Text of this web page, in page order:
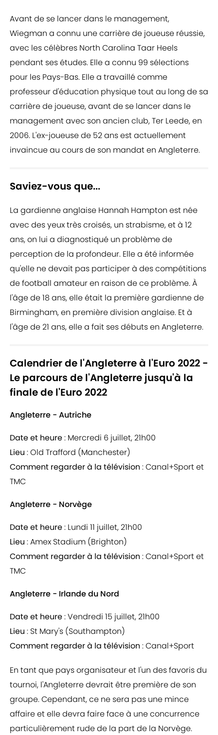
Avant de se lancer dans le management,
Wiegman a connu une carrière de joueuse réussie,
avec les célèbres North Carolina Taar Heels
pendant ses études. Elle a connu 99 sélections
pour les Pays-Bas. Elle a travaillé comme
professeur d'éducation physique tout au long de sa
carrière de joueuse, avant de se lancer dans le
management avec son ancien club, Ter Leede, en
2006. L'ex-joueuse de 52 ans est actuellement
invaincue au cours de son mandat en Angleterre.
Saviez-vous que...
La gardienne anglaise Hannah Hampton est née
avec des yeux très croisés, un strabisme, et à 12
ans, on lui a diagnostiqué un problème de
perception de la profondeur. Elle a été informée
qu'elle ne devait pas participer à des compétitions
de football amateur en raison de ce problème. À
l'âge de 18 ans, elle était la première gardienne de
Birmingham, en première division anglaise. Et à
l'âge de 21 ans, elle a fait ses débuts en Angleterre.
Calendrier de l'Angleterre à l'Euro 2022 -
Le parcours de l'Angleterre jusqu'à la
finale de l'Euro 2022
Angleterre - Autriche
Date et heure: Mercredi 6 juillet, 21h00
Lieu : Old Trafford (Manchester)
Comment regarder à la télévision : Canal+Sport et
TMC
Angleterre - Norvège
Date et heure: Lundi 11 juillet, 21h00
Lieu : Amex Stadium (Brighton)
Comment regarder à la télévision : Canal+Sport et
TMC
Angleterre - Irlande du Nord
Date et heure: Vendredi 15 juillet, 21h00
Lieu : St Mary's (Southampton)
Comment regarder à la télévision : Canal+Sport
En tant que pays organisateur et l'un des favoris du
tournoi, l'Angleterre devrait être première de son
groupe. Cependant, ce ne sera pas une mince
affaire et elle devra faire face à une concurrence
particulièrement rude de la part de la Norvège.